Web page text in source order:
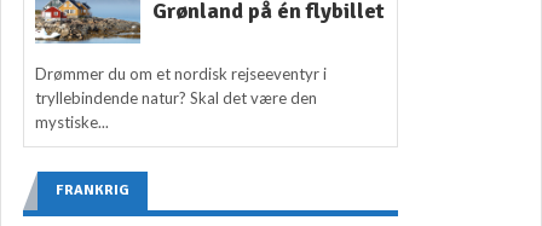
Grønland på én flybillet
Drømmer du om et nordisk rejseeventyr i
tryllebindende natur? Skal det være den
mystiske...
FRANKRIG